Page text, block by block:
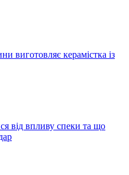
виготовляє керамістка із
від впливу спеки та що